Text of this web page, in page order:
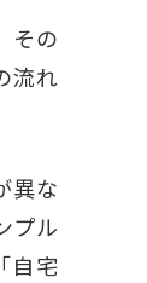
その
流れ
異な
プル
自宅